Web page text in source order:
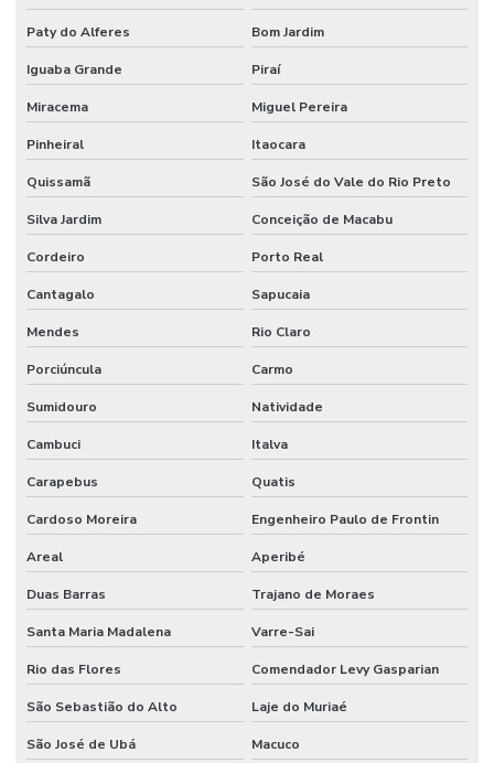
Paty do Alferes Bom Jardim
Iguaba Grande Piraí
Miracema Miguel Pereira
Pinheiral Itaocara
Quissamã São José do Vale do Rio Preto
Silva Jardim Conceição de Macabu
Cordeiro Porto Real
Cantagalo Sapucaia
Mendes Rio Claro
Porciúncula Carmo
Sumidouro Natividade
Cambuci Italva
Carapebus Quatis
Cardoso Moreira Engenheiro Paulo de Frontin
Areal Aperibé
Duas Barras Trajano de Moraes
Santa Maria Madalena Varre-Sai
Rio das Flores Comendador Levy Gasparian
São Sebastião do Alto Laje do Muriaé
São José de Ubá
Macuco